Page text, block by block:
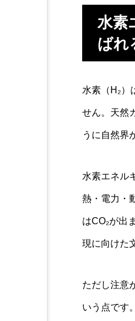
水素
ばれ
水素（H₂）
せん。天然
うに自然界
水素エネル
熱・電力・
はCO₂が出
現に向けた
ただし注意
いう点です